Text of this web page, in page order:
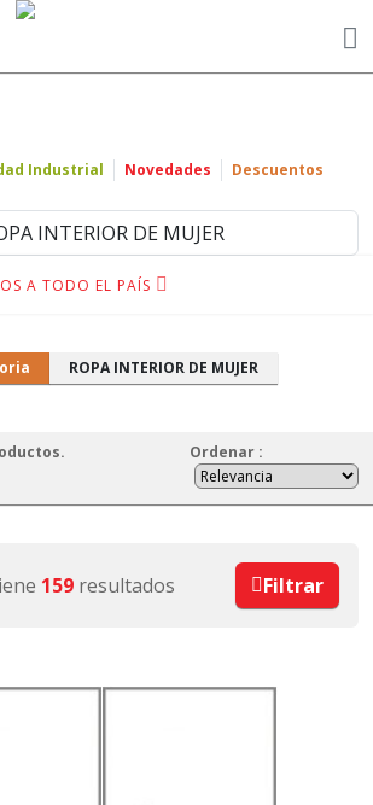
Industrial Novedades Descuentos
INTERIORDE MUJER
A TODO EL PAÍS
ROPA INTERIOR DE MUJER
Ordenar :
159 resultados Filtrar